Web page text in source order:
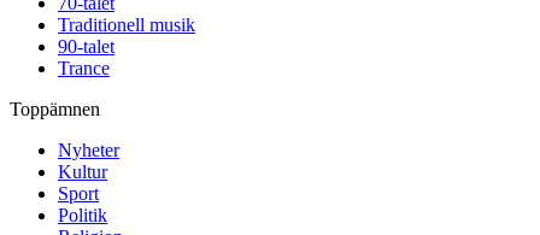
Traditionell musik
90-talet
Trance
Toppämnen
Nyheter
Kultur
Sport
Politik